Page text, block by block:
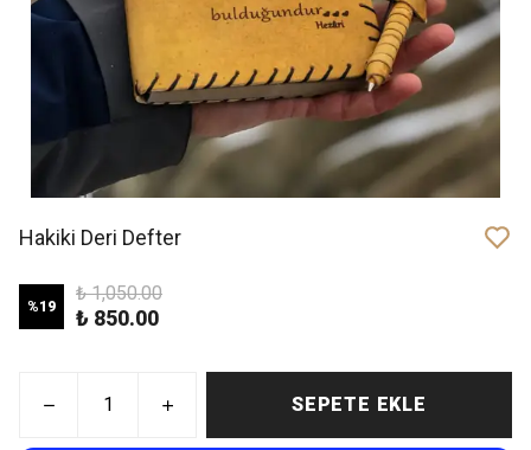
Hakiki Deri Defter
%19
₺ 1,050.00
₺ 850.00
SEPETE EKLE